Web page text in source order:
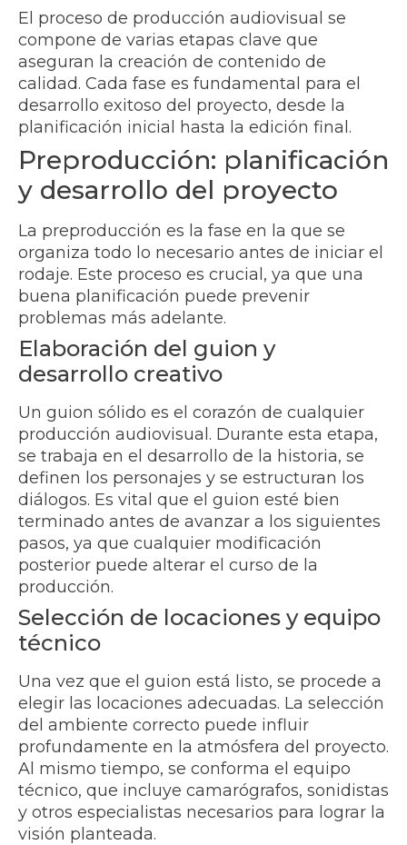
El proceso de producción audiovisual se
compone de varias etapas clave que
aseguran la creación de contenido de
calidad. Cada fase es fundamental para el
desarrollo exitoso del proyecto, desde la
planificación inicial hasta la edición final.
Preproducción: planificación
y desarrollo del proyecto
La preproducción es la fase en la que se
organiza todo lo necesario antes de iniciar el
rodaje. Este proceso es crucial, ya que una
buena planificación puede prevenir
problemas más adelante.
Elaboración del guion y
desarrollo creativo
Un guion sólido es el corazón de cualquier
producción audiovisual. Durante esta etapa,
se trabaja en el desarrollo de la historia, se
definen los personajes y se estructuran los
diálogos. Es vital que el guion esté bien
terminado antes de avanzar a los siguientes
pasos, ya que cualquier modificación
posterior puede alterar el curso de la
producción.
Selección de locaciones y equipo
técnico
Una vez que el guion está listo, se procede a
elegir las locaciones adecuadas. La selección
del ambiente correcto puede influir
profundamente en la atmósfera del proyecto.
Al mismo tiempo, se conforma el equipo
técnico, que incluye camarógrafos, sonidistas
y otros especialistas necesarios para lograr la
visión planteada.